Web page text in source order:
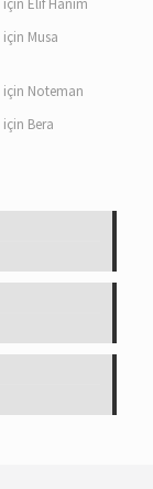
için Musa
için Noteman
için Bera